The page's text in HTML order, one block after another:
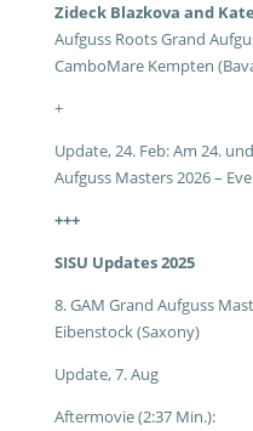
Zideck Blazkova and
Aufguss Roots Grand
CamboMare Kempten
+
Update, 24. Feb: Am 24.
Aufguss Masters 2026 –
+++
SISU Updates 2025
8. GAM Grand Aufguss
Eibenstock (Saxony)
Update, 7. Aug
Aftermovie (2:37 Min.):